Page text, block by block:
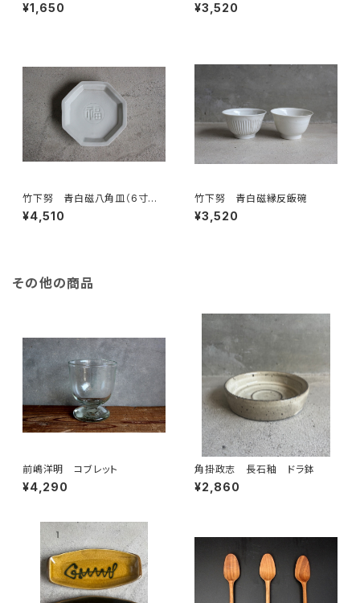
¥1,650 ¥3,520
竹下努 青白磁八角皿（6寸
福字）
¥4,510
竹下努 青白磁縁反飯碗
¥3,520
その他の商品
前嶋洋明 コブレット
¥4,290
角掛政志 長石釉 ドラ鉢
¥2,860